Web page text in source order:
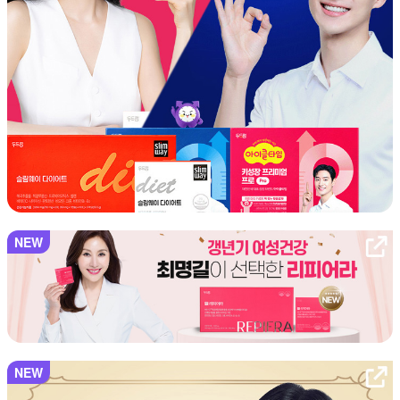
NEW
NEW